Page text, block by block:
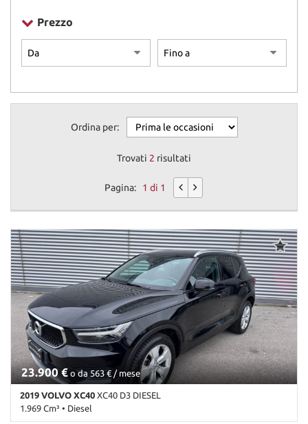
Prezzo
Ordina per:
Trovati 2 risultati
Pagina: 1 di 1
23.900 € o da 563 € / mese
2019 VOLVO XC40 XC40 D3 DIESEL
1.969 Cm³ • Diesel